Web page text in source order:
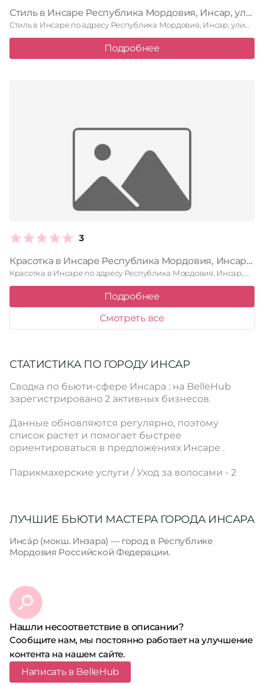
Стиль в Инсаре Республика Мордовия, Инсар, улица Гагарина, 29
Стиль в Инсаре по адресу Республика Мордовия, Инсар, улица Гагарина, …
Подробнее
3
Красотка в Инсаре Республика Мордовия, Инсар, Московская улица, 91Б
Красотка в Инсаре по адресу Республика Мордовия, Инсар, Московская улица, …
Подробнее
Смотреть все
СТАТИСТИКА ПО ГОРОДУ ИНСАР
Сводка по бьюти-сфере Инсара : на BelleHub
зарегистрировано 2 активных бизнесов.
Данные обновляются регулярно, поэтому
список растет и помогает быстрее
ориентироваться в предложениях Инсаре .
Парикмахерские услуги / Уход за волосами - 2
ЛУЧШИЕ БЬЮТИ МАСТЕРА ГОРОДА ИНСАРА
Инса́р (мокш. Инзара) — город в Республике
Мордовия Российской Федерации.
Нашли несоответствие в описании?
Сообщите нам, мы постоянно работает на улучшение
контента на нашем сайте.
Написать в BelleHub